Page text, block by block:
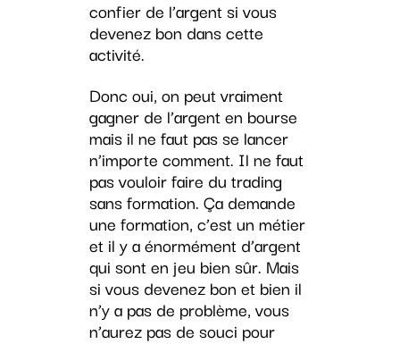
confier de l’argent si vous
devenez bon dans cette
activité.
Donc oui, on peut vraiment
gagner de l’argent en bourse
mais il ne faut pas se lancer
n’importe comment. Il ne faut
pas vouloir faire du trading
sans formation. Ça demande
une formation, c’est un métier
et il y a énormément d’argent
qui sont en jeu bien sûr. Mais
si vous devenez bon et bien il
n’y a pas de problème, vous
n’aurez pas de souci pour